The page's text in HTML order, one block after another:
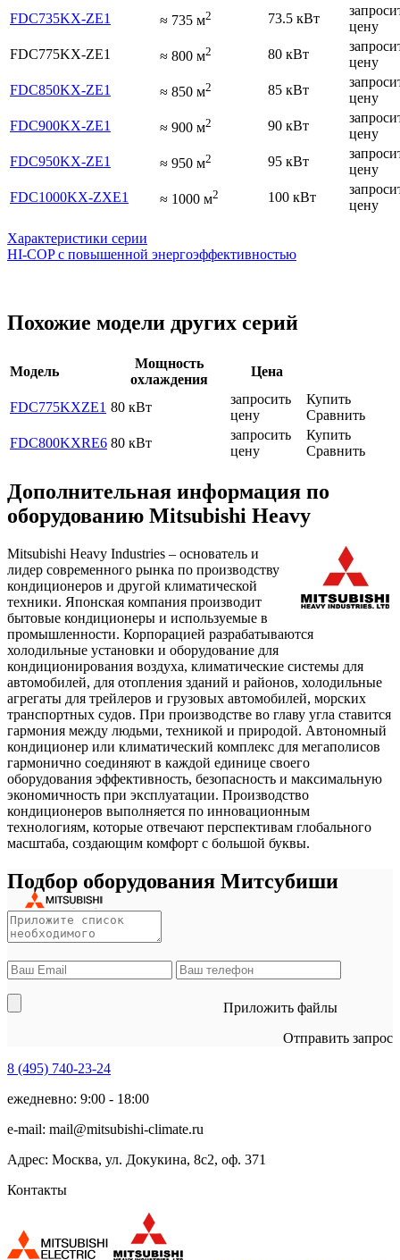
FDC735KX-ZE1 ≈ 735 м2 73.5 кВт
цену
FDC775KX-ZE1
≈ 800 м2 80 кВт
цену
FDC850KX-ZE1
≈ 850 м2 85 кВт
цену
FDC900KX-ZE1
≈ 900 м2 90 кВт
цену
FDC950KX-ZE1
≈ 950 м2 95 кВт
цену
FDC1000KX-ZXE1
≈ 1000 м2 100 кВт
цену
Характеристики серии
HI-COP с повышенной энергоэффективностью
Похожие модели других серий
Модель
Мощность
охлаждения
Цена
FDC775KXZE1 80 кВт
запросить
цену
Купить
Сравнить
FDC800KXRE6 80 кВт
запросить
цену
Купить
Сравнить
Дополнительная информация по
оборудованию Mitsubishi Heavy
Mitsubishi Heavy Industries – основатель и
лидер современного рынка по производству
кондиционеров и другой климатической
техники. Японская компания производит
бытовые кондиционеры и используемые в
промышленности. Корпорацией разрабатываются
холодильные установки и оборудование для
кондиционирования воздуха, климатические системы для
автомобилей, для отопления зданий и районов, холодильные
агрегаты для трейлеров и грузовых автомобилей, морских
транспортных судов. При производстве во главу угла ставится
гармония между людьми, техникой и природой. Автономный
кондиционер или климатический комплекс для мегаполисов
гармонично соединяют в каждой единице своего
оборудования эффективность, безопасность и максимальную
экономичность при эксплуатации. Производство
кондиционеров выполняется по инновационным
технологиям, которые отвечают перспективам глобального
масштаба, создающим комфорт с большой буквы.
Подбор оборудования Митсубиши
Приложить файлы
Отправить запрос
8 (495) 740-23-24
ежедневно: 9:00 - 18:00
e-mail: mail@mitsubishi-climate.ru
Адрес: Москва, ул. Докукина, 8с2, оф. 371
Контакты